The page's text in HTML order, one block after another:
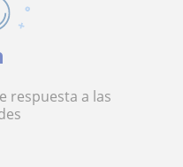
respuesta a las